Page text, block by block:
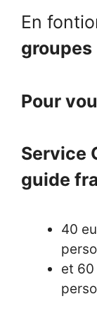
En
groupes
Pour
Service
guide
40
et 60